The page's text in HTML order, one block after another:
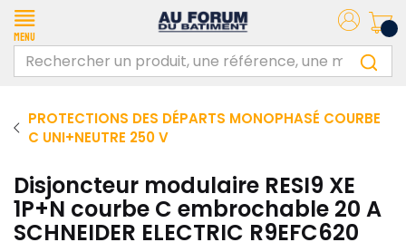
Menu
PROTECTIONS DES DÉPARTS MONOPHASÉ COURBE
C UNI+NEUTRE 250 V
Disjoncteur modulaire RESI9 XE
1P+N courbe C embrochable 20 A
SCHNEIDER ELECTRIC R9EFC620